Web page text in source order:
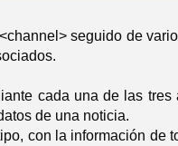
seguido de
cada una de las tres
de una noticia.
con la información de